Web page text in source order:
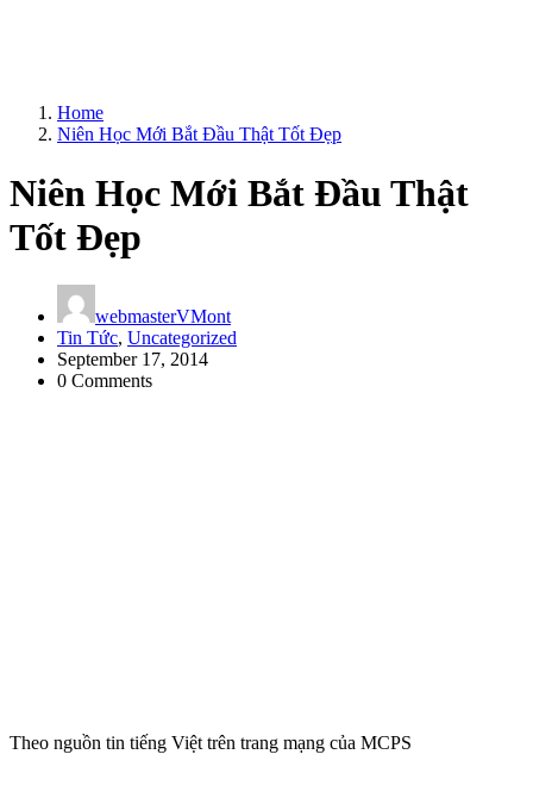
Home
Niên Học Mới Bắt Đầu Thật Tốt Đẹp
Niên Học Mới Bắt Đầu Thật
Tốt Đẹp
webmasterVMont
Tin Tức, Uncategorized
September 17, 2014
0 Comments
Theo nguồn tin tiếng Việt trên trang mạng của MCPS